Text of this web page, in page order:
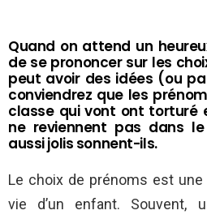
Quand on attend un
de se prononcer sur les
peut avoir des idées (ou
conviendrez que les
classe qui vont ont torturé
ne reviennent pas dans
aussi jolis sonnent-ils.
Le choix de prénoms est
vie d’un enfant. Souvent,